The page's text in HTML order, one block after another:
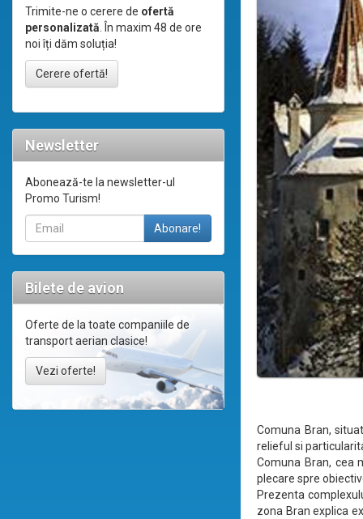
Trimite-ne o cerere de ofertă
personalizată. În maxim 48 de ore
noi îți dăm soluția!
Cerere ofertă!
Newsletter
Abonează-te la newsletter-ul
Promo Turism!
Bilete de avion
Oferte de la toate companiile de
transport aerian clasice!
Vezi oferte!
Comuna Bran,
relieful si
Comuna Bran, cea
plecare spre
Prezenta
zona Bran explica